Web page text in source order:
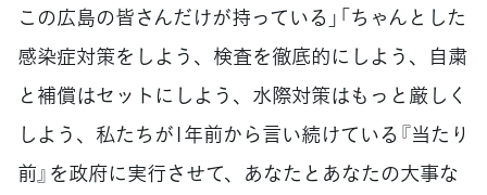
この広島の皆さんだけが持っている」「ちゃんとした
感染症対策をしよう、検査を徹底的にしよう、自粛
と補償はセットにしよう、水際対策はもっと厳しく
しよう、私たちが1年前から言い続けている『当たり
前』を政府に実行させて、あなたとあなたの大事な